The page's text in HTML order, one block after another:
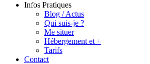
Infos Pratiques
Blog / Actus
Qui suis-je ?
Me situer
Hébergement et +
Tarifs
Contact